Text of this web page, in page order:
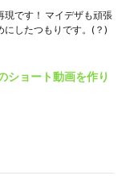
現です！ マイデザも頑張
にしたつもりです。(？)
ショート動画を作り